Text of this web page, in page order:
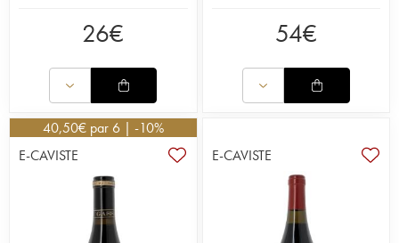
26€ 54€
40,50€ par 6 | -10%
E-CAVISTE
E-CAVISTE